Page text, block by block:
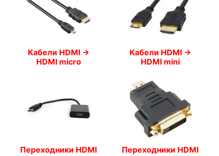
Кабели HDMI ->
HDMI micro
Кабели HDMI ->
HDMI mini
Переходники HDMI
Переходники HDMI